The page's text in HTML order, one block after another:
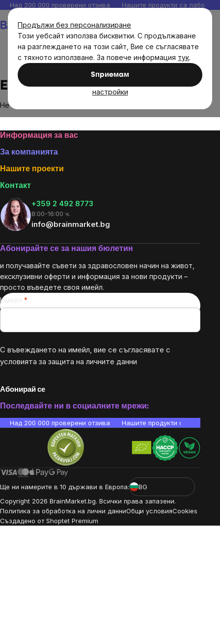
Продължи без персонализиране
Този уебсайт използва бисквитки. С продължаване
на разглеждането на този сайт, Вие се съгласявате
с тяхното използване. За повече информация тук.
Sпpиeмaм
настройки
Прескочи
към
съдържанието
Над 200 000 проверени отзива Нашите продукти са
Ecandles
Не са намерени стоки на марката
Footer
Информация за вас
За компанията
Нашите проекти
Контакт
+359 2 492 8773
8:00-16:00 ч.
info@brainmarket.bg
Абонирайте се за нашия бюлетин
и получавайте съвети за здравословен начин на живот,
ексклузивни оферти и информация за нови продукти –
просто въведете своя имейл.
Имейл
С въвеждането на имейл, вие се съгласявате с
условията за защита на личните данни
Абонирай се
Последвайте ни в социалните мрежи:
Над 200 000 проверени отзива Нашите продукти са
Ще ни намерите в 10 държави в Европа:
BG
Copyright 2026 BrainMarket.bg. Всички права запазени.
Политика за обработка на лични данниОбщи условияCookies
Създадено от Shoptet Premium